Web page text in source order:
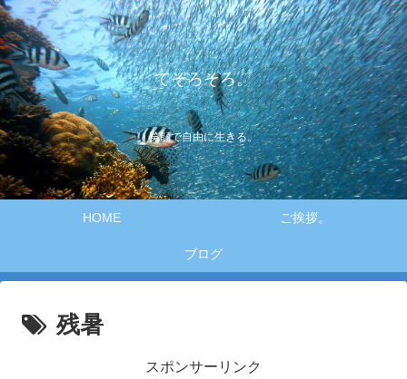
てそろそろ。
笑顔で自由に生きる。
HOME ご挨拶。
ブログ
残暑
スポンサーリンク